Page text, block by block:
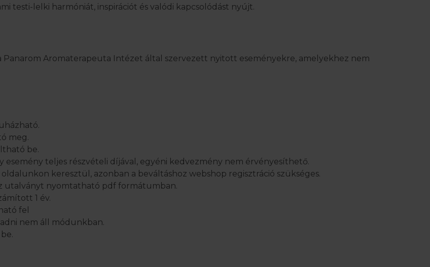
testi-lelki harmóniát, inspirációt és valódi kapcsolódást nyújt.
Panarom Aromaterapeuta Intézet által szervezett nyitott eseményekre, amelyekhez nem
meg.
be.
teljes részvételi díjával, egyéni kedvezmény nem érvényesíthető.
keresztül, azonban a beváltáshoz webshop regisztráció szükséges.
utalványt nyomtatható pdf formátumban.
1 év.
fel
nem áll módunkban.